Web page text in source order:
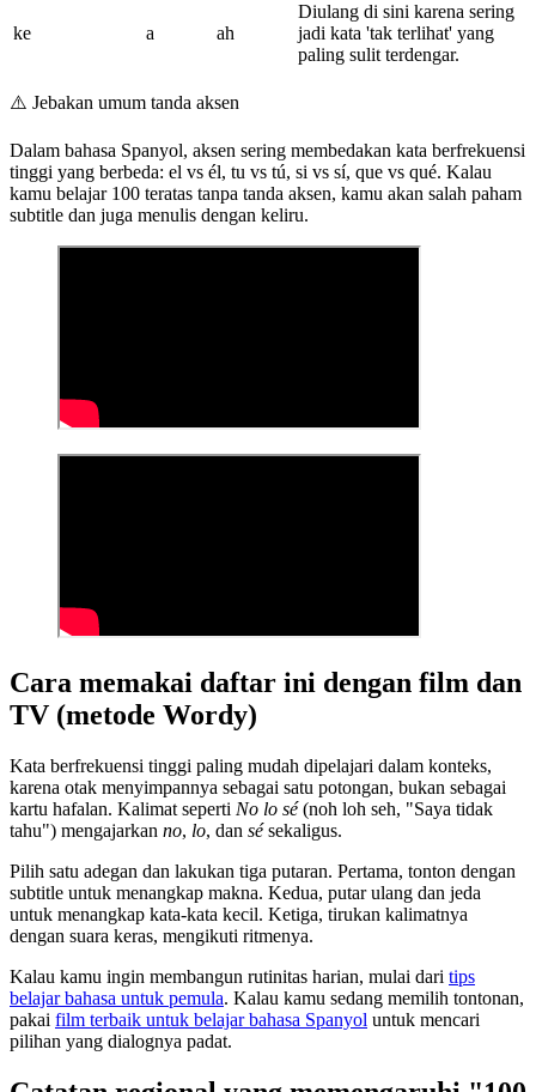
ke a ah
Diulang di sini karena sering
jadi kata 'tak terlihat' yang
paling sulit terdengar.
⚠️ Jebakan umum tanda aksen
Dalam bahasa Spanyol, aksen sering membedakan kata berfrekuensi
tinggi yang berbeda: el vs él, tu vs tú, si vs sí, que vs qué. Kalau
kamu belajar 100 teratas tanpa tanda aksen, kamu akan salah paham
subtitle dan juga menulis dengan keliru.
Cara memakai daftar ini dengan film dan
TV (metode Wordy)
Kata berfrekuensi tinggi paling mudah dipelajari dalam konteks,
karena otak menyimpannya sebagai satu potongan, bukan sebagai
kartu hafalan. Kalimat seperti No lo sé(noh loh seh, "Saya tidak
tahu") mengajarkan no, lo, dan sésekaligus.
Pilih satu adegan dan lakukan tiga putaran. Pertama, tonton dengan
subtitle untuk menangkap makna. Kedua, putar ulang dan jeda
untuk menangkap kata-kata kecil. Ketiga, tirukan kalimatnya
dengan suara keras, mengikuti ritmenya.
Kalau kamu ingin membangun rutinitas harian, mulai dari tips
belajar bahasa untuk pemula. Kalau kamu sedang memilih tontonan,
pakai film terbaik untuk belajar bahasa Spanyol untuk mencari
pilihan yang dialognya padat.